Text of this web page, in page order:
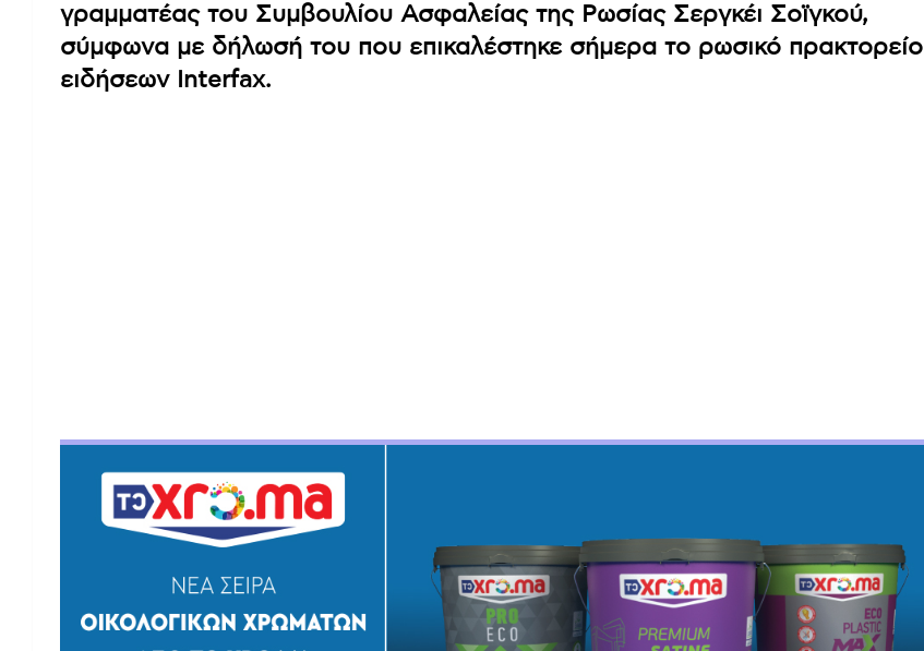
γραμματέας του Συμβουλίου Ασφαλείας της Ρωσίας Σεργκέι Σοϊγκού,
σύμφωνα με δήλωσή του που επικαλέστηκε σήμερα το ρωσικό πρακτορείο
ειδήσεων Interfax.